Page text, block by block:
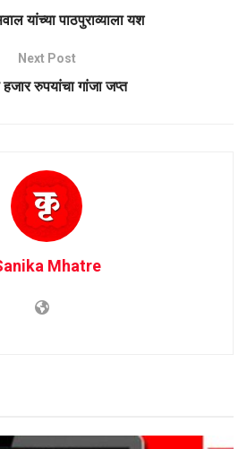
यांच्या पाठपुराव्याला यश
Next Post
रुपयांचा गांजा जप्त
Mhatre